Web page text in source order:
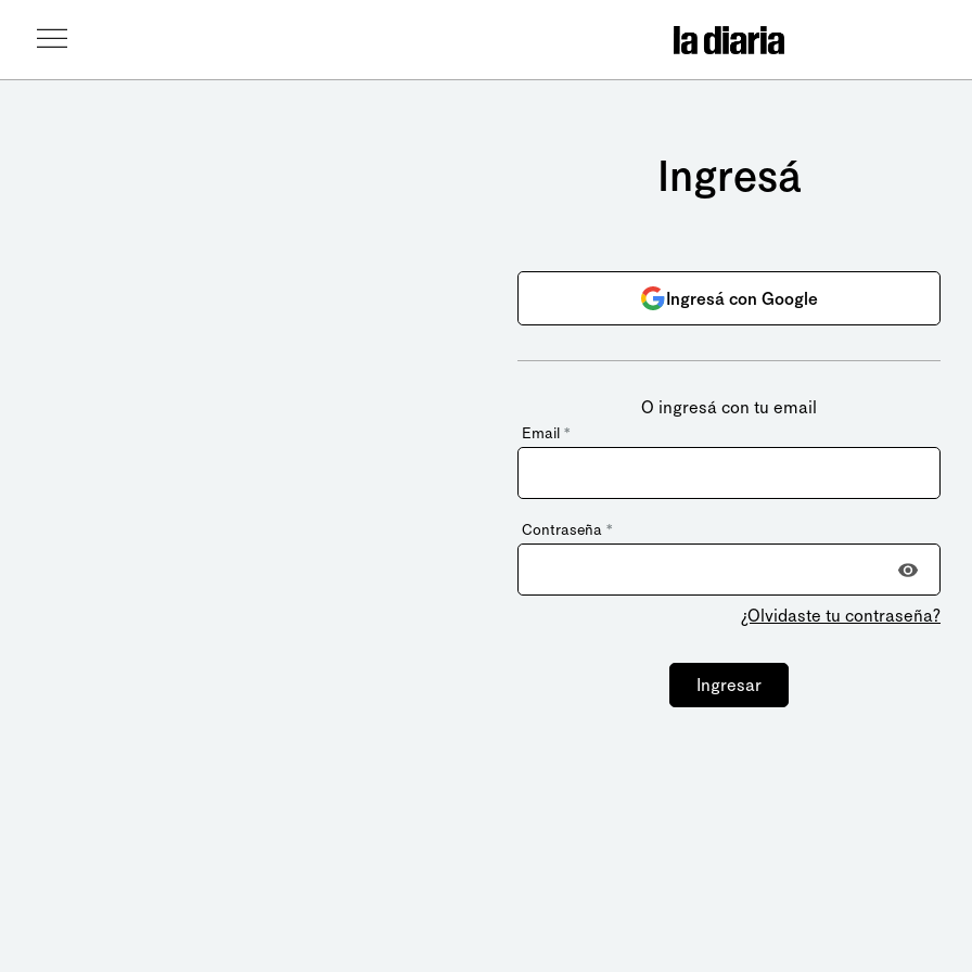
Ingresá
Ingresá con Google
O ingresá con tu email
Email *
Contraseña *
¿Olvidaste tu contraseña?
Ingresar